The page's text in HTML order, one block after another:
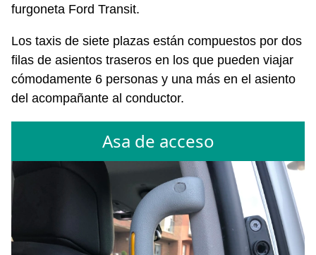
furgoneta Ford Transit.
Los taxis de siete plazas están compuestos por dos
filas de asientos traseros en los que pueden viajar
cómodamente 6 personas y una más en el asiento
del acompañante al conductor.
Asa de acceso